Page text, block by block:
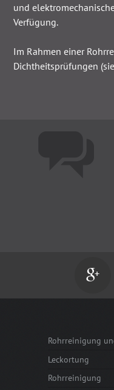
und
Verfügung.
Im Rahmen einer
Dichtheitsprüfungen

Rohrreinigung
Leckortung
Rohrreinigung